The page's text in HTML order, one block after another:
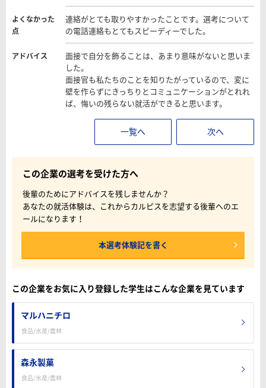
よくなかった
点
連絡がとても取りやすかったことです。選考について
の電話連絡もとてもスピーディーでした。
アドバイス
面接で自分を飾ることは、あまり意味がないと思いま
した。
面接官も私たちのことを知りたがっているので、変に
壁を作らずにきっちりとコミュニケーションがとれれ
ば、悔いの残らない就活ができると思います。
一覧へ 次へ
この企業の選考を受けた方へ
後輩のためにアドバイスを残しませんか？
あなたの就活体験は、これからカルピスを志望する後輩へのエ
ールになります！
本選考体験記を書く
この企業をお気に入り登録した学生はこんな企業を見ています
マルハニチロ
食品/水産/農林
森永製菓
食品/水産/農林